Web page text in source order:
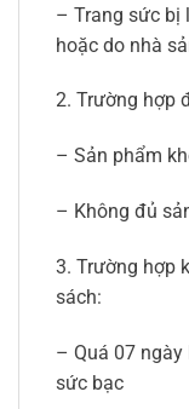
– Trang sức bị
hoặc do nhà
2. Trường hợp
– Sản phẩm
– Không đủ
3. Trường hợp
sách:
– Quá 07
sức bạc